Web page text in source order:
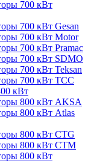
700 кВт
700 кВт Gesan
700 кВт Motor
700 кВт Pramac
700 кВт SDMO
700 кВт Teksan
700 кВт ТСС
кВт
800 кВт AKSA
800 кВт Atlas
800 кВт CTG
800 кВт CTM
800 кВт